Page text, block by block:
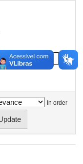
In order